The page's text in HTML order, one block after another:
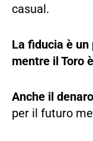
casual.
La fiducia è
mentre il Toro
Anche il
per il futuro